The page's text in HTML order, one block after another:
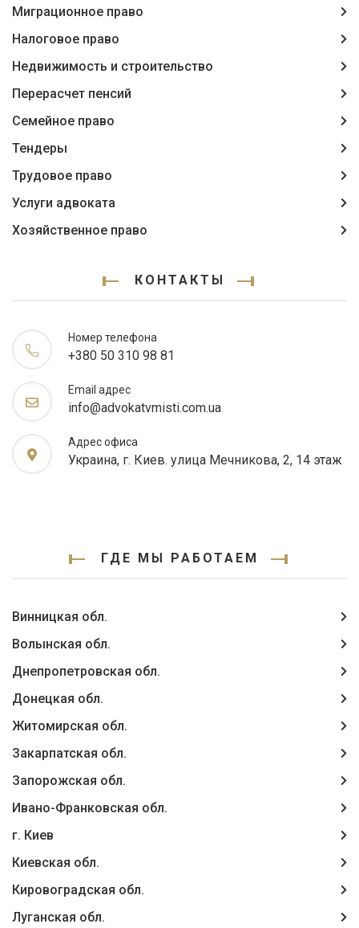
Миграционное право
Налоговое право
Недвижимость и строительство
Перерасчет пенсий
Семейное право
Тендеры
Трудовое право
Услуги адвоката
Хозяйственное право
КОНТАКТЫ
Номер телефона
+380 50 310 98 81
Email адрес
info@advokatvmisti.com.ua
Адрес офиса
Украина, г. Киев. улица Мечникова, 2, 14 этаж
ГДЕ МЫ РАБОТАЕМ
Винницкая обл.
Волынская обл.
Днепропетровская обл.
Донецкая обл.
Житомирская обл.
Закарпатская обл.
Запорожская обл.
Ивано-Франковская обл.
г. Киев
Киевская обл.
Кировоградская обл.
Луганская обл.